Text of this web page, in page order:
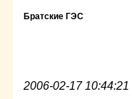
Братские ГЭС
2006-02-17 10:44:21